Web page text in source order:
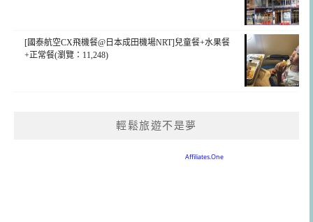
[國泰航空CX飛機餐@日本成田機場NRT]兒童餐+水果餐
+正常餐(瀏覽：11,248)
輕鬆旅遊不是夢